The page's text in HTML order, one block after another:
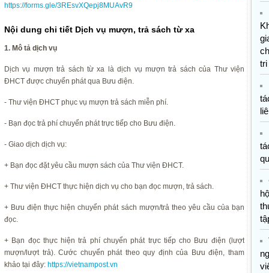
https://forms.gle/3REsvXQepj8MUAvR9
Nội dung chi tiết Dịch vụ mượn, trả sách từ xa
1. Mô tả dịch vụ
Dịch vụ mượn trả sách từ xa là dịch vụ mượn trả sách của Thư viện
ĐHCT được chuyển phát qua Bưu điện.
- Thư viện ĐHCT phục vụ mượn trả sách miễn phí.
- Bạn đọc trả phí chuyển phát trực tiếp cho Bưu điện.
- Giao dịch dịch vụ:
+ Bạn đọc đặt yêu cầu mượn sách của Thư viện ĐHCT.
+ Thư viện ĐHCT thực hiện dịch vụ cho bạn đọc mượn, trả sách.
+ Bưu điện thực hiện chuyển phát sách mượn/trả theo yêu cầu của bạn
đọc.
+ Bạn đọc thực hiện trả phí chuyển phát trực tiếp cho Bưu điện (lượt
mượn/lượt trả). Cước chuyển phát theo quy định của Bưu điện, tham
khảo tại đây: https://vietnampost.vn